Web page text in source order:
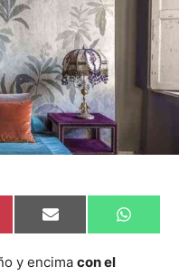
C
o
p
E
m
i
C
o
W
h
y encima con el